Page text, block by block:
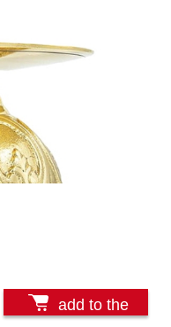
add to the